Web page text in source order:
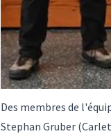
Des membres de
Stephan Gruber